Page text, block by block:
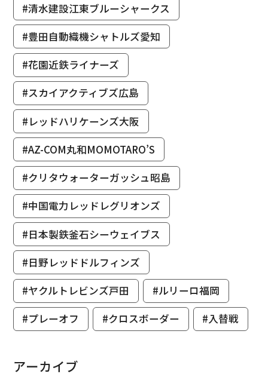
#清水建設江東ブルーシャークス
#豊田自動織機シャトルズ愛知
#花園近鉄ライナーズ
#スカイアクティブズ広島
#レッドハリケーンズ大阪
#AZ-COM丸和MOMOTARO’S
#クリタウォーターガッシュ昭島
#中国電力レッドレグリオンズ
#日本製鉄釜石シーウェイブス
#日野レッドドルフィンズ
#ヤクルトレビンズ戸田
#ルリーロ福岡
#プレーオフ
#クロスボーダー #入替戦
アーカイブ